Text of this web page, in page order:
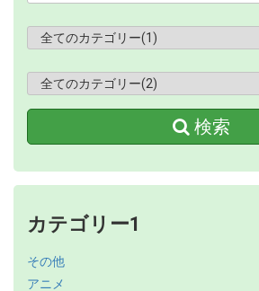
検索
カテゴリー1
その他
アニメ